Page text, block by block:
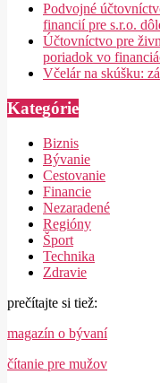
Podvojné
financií pre s.r.o.
Účtovníctvo pre
poriadok vo
Včelár na skúšku:
Kategórie
Biznis
Bývanie
Cestovanie
Financie
Nezaradené
Regióny
Šport
Technika
Zdravie
prečítajte si tiež:
magazín o bývaní
čítanie pre mužov